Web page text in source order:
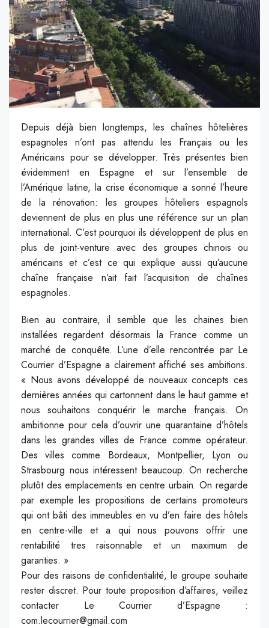
Depuis déjà bien longtemps, les chaînes hôtelières
espagnoles n’ont pas attendu les Français ou les
Américains pour se développer. Très présentes bien
évidemment en Espagne et sur l’ensemble de
l’Amérique latine, la crise économique a sonné l’heure
de la rénovation: les groupes hôteliers espagnols
deviennent de plus en plus une référence sur un plan
international. C’est pourquoi ils développent de plus en
plus de joint-venture avec des groupes chinois ou
américains et c’est ce qui explique aussi qu’aucune
chaîne française n’ait fait l’acquisition de chaînes
espagnoles.
Bien au contraire, il semble que les chaines bien
installées regardent désormais la France comme un
marché de conquête. L’une d’elle rencontrée par Le
Courrier d’Espagne a clairement affiché ses ambitions.
« Nous avons développé de nouveaux concepts ces
dernières années qui cartonnent dans le haut gamme et
nous souhaitons conquérir le marche français. On
ambitionne pour cela d’ouvrir une quarantaine d’hôtels
dans les grandes villes de France comme opérateur.
Des villes comme Bordeaux, Montpellier, Lyon ou
Strasbourg nous intéressent beaucoup. On recherche
plutôt des emplacements en centre urbain. On regarde
par exemple les propositions de certains promoteurs
qui ont bâti des immeubles en vu d’en faire des hôtels
en centre-ville et a qui nous pouvons offrir une
rentabilité tres raisonnable et un maximum de
garanties. »
Pour des raisons de confidentialité, le groupe souhaite
rester discret. Pour toute proposition d’affaires, veillez
contacter Le Courrier d’Espagne :
com.lecourrier@gmail.com